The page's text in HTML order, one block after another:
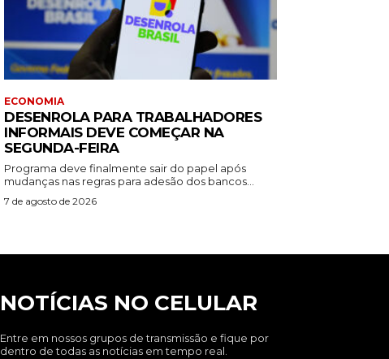
ECONOMIA
DESENROLA PARA TRABALHADORES
INFORMAIS DEVE COMEÇAR NA
SEGUNDA-FEIRA
Programa deve finalmente sair do papel após
mudanças nas regras para adesão dos bancos...
7 de agosto de 2026
NOTÍCIAS NO CELULAR
Entre em nossos grupos de transmissão e fique por
dentro de todas as notícias em tempo real.